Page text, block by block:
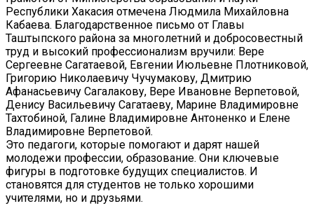
Республики Хакасия отмечена Людмила Михайловна
Кабаева. Благодарственное письмо от Главы
Таштыпского района за многолетний и добросовестный
труд и высокий профессионализм вручили: Вере
Сергеевне Сагатаевой, Евгении Июльевне Плотниковой,
Григорию Николаевичу Чучумакову, Дмитрию
Афанасьевичу Сагалакову, Вере Ивановне Верпетовой,
Денису Васильевичу Сагатаеву, Марине Владимировне
Тахтобиной, Галине Владимировне Антоненко и Елене
Владимировне Верпетовой.
Это педагоги, которые помогают и дарят нашей
молодежи профессии, образование. Они ключевые
фигуры в подготовке будущих специалистов. И
становятся для студентов не только хорошими
учителями, но и друзьями.